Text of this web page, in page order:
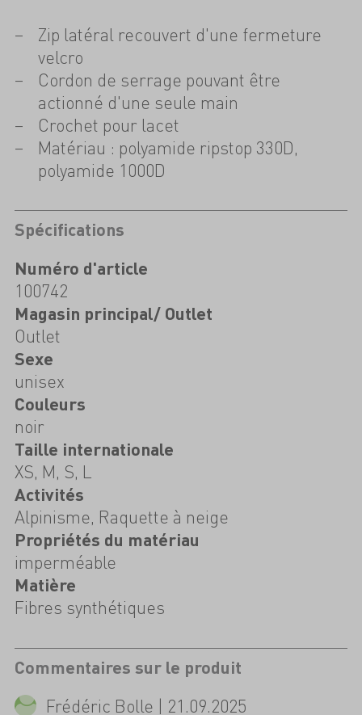
Zip latéral recouvert d'une fermeture
velcro
Cordon de serrage pouvant être
actionné d'une seule main
Crochet pour lacet
Matériau : polyamide ripstop 330D,
polyamide 1000D
Spécifications
Numéro d'article
100742
Magasin principal/ Outlet
Outlet
Sexe
unisex
Couleurs
noir
Taille internationale
XS, M, S, L
Activités
Alpinisme, Raquette à neige
Propriétés du matériau
imperméable
Matière
Fibres synthétiques
Commentaires sur le produit
Frédéric Bolle | 21.09.2025